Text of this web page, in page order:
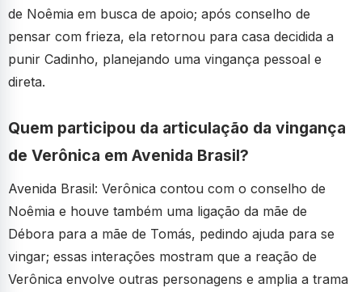
de Noêmia em busca de apoio; após conselho de
pensar com frieza, ela retornou para casa decidida a
punir Cadinho, planejando uma vingança pessoal e
direta.
Quem participou da articulação da vingança
de Verônica em Avenida Brasil?
Avenida Brasil: Verônica contou com o conselho de
Noêmia e houve também uma ligação da mãe de
Débora para a mãe de Tomás, pedindo ajuda para se
vingar; essas interações mostram que a reação de
Verônica envolve outras personagens e amplia a trama